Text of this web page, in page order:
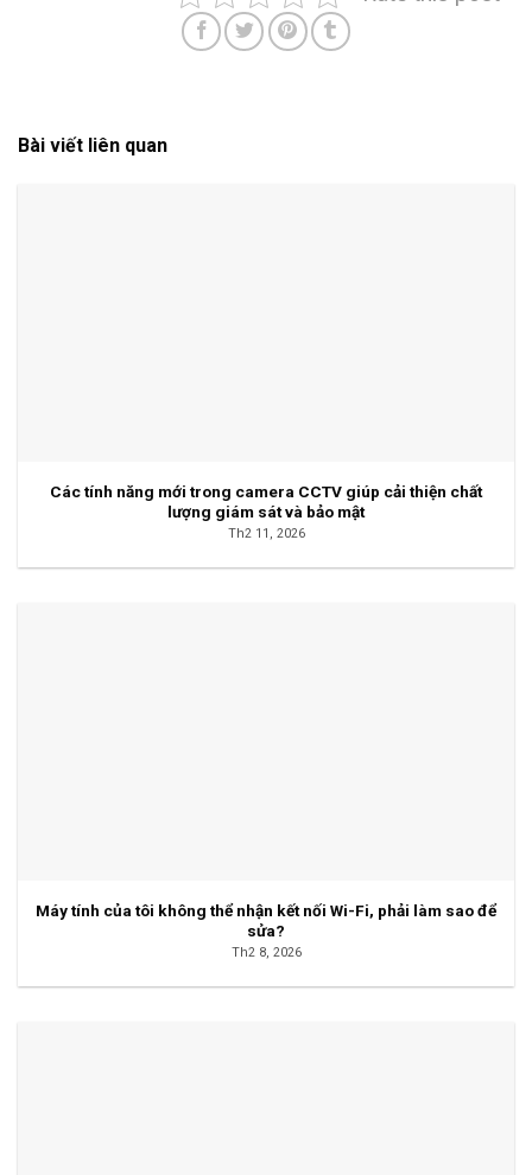
Bài viết liên quan
Các tính năng mới trong camera CCTV giúp cải thiện chất
lượng giám sát và bảo mật
Th2 11, 2026
Máy tính của tôi không thể nhận kết nối Wi-Fi, phải làm sao để
sửa?
Th2 8, 2026